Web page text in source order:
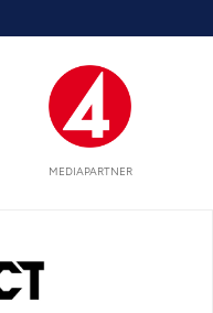
MEDIAPARTNER